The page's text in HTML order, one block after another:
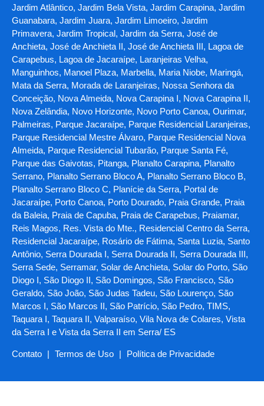
Jardim Atlântico, Jardim Bela Vista, Jardim Carapina, Jardim
Guanabara, Jardim Juara, Jardim Limoeiro, Jardim
Primavera, Jardim Tropical, Jardim da Serra, José de
Anchieta, José de Anchieta II, José de Anchieta III, Lagoa de
Carapebus, Lagoa de Jacaraípe, Laranjeiras Velha,
Manguinhos, Manoel Plaza, Marbella, Maria Niobe, Maringá,
Mata da Serra, Morada de Laranjeiras, Nossa Senhora da
Conceição, Nova Almeida, Nova Carapina I, Nova Carapina II,
Nova Zelândia, Novo Horizonte, Novo Porto Canoa, Ourimar,
Palmeiras, Parque Jacaraípe, Parque Residencial Laranjeiras,
Parque Residencial Mestre Álvaro, Parque Residencial Nova
Almeida, Parque Residencial Tubarão, Parque Santa Fé,
Parque das Gaivotas, Pitanga, Planalto Carapina, Planalto
Serrano, Planalto Serrano Bloco A, Planalto Serrano Bloco B,
Planalto Serrano Bloco C, Planície da Serra, Portal de
Jacaraípe, Porto Canoa, Porto Dourado, Praia Grande, Praia
da Baleia, Praia de Capuba, Praia de Carapebus, Praiamar,
Reis Magos, Res. Vista do Mte., Residencial Centro da Serra,
Residencial Jacaraípe, Rosário de Fátima, Santa Luzia, Santo
Antônio, Serra Dourada I, Serra Dourada II, Serra Dourada III,
Serra Sede, Serramar, Solar de Anchieta, Solar do Porto, São
Diogo I, São Diogo II, São Domingos, São Francisco, São
Geraldo, São João, São Judas Tadeu, São Lourenço, São
Marcos I, São Marcos II, São Patrício, São Pedro, TIMS,
Taquara I, Taquara II, Valparaíso, Vila Nova de Colares, Vista
da Serra I e Vista da Serra II em Serra/ ES
Contato | Termos de Uso | Política de Privacidade